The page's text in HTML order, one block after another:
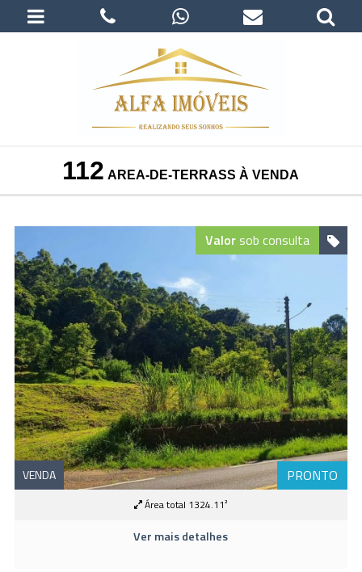
112 AREA-DE-TERRASS À VENDA
PRONTO
Valorsob consulta
VENDA
Área total 1324.11²
Ver mais detalhes